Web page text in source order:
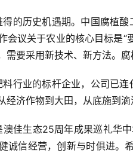
的历史机遇期。中国腐植
会议关于农业的核心目标是
需要采用新技术、新方法。
行业的标杆企业，公司已
经济作物到大田，从底施到
澳佳生态25周年成果巡礼华
诚信经营，创新与时俱进。